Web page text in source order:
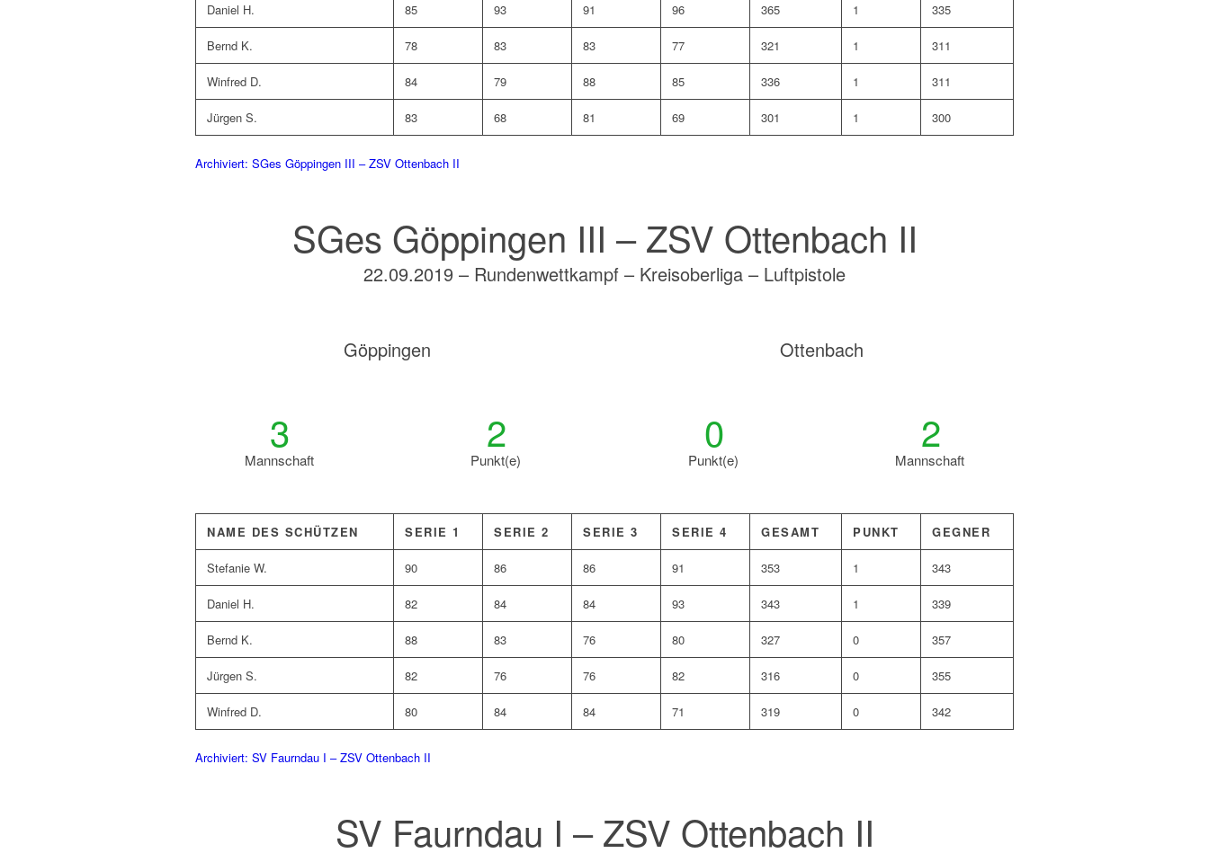
Daniel H. 85 93 91 96 365 1 335
Bernd K. 78 83 83 77 321 1 311
Winfred D. 84 79 88 85 336 1 311
Jürgen S. 83 68 81 69 301 1 300
Archiviert: SGes Göppingen III – ZSV Ottenbach II
SGes Göppingen III – ZSV Ottenbach II
22.09.2019 – Rundenwettkampf – Kreisoberliga – Luftpistole
Göppingen Ottenbach
3
Mannschaft
2
Punkt(e)
0
Punkt(e)
2
Mannschaft
NAME DES SCHÜTZEN SERIE 1 SERIE 2 SERIE 3 SERIE 4 GESAMT PUNKT GEGNER
Stefanie W. 90 86 86 91 353 1 343
Daniel H. 82 84 84 93 343 1 339
Bernd K. 88 83 76 80 327 0 357
Jürgen S. 82 76 76 82 316 0 355
Winfred D. 80 84 84 71 319 0 342
Archiviert: SV Faurndau I – ZSV Ottenbach II
SV Faurndau I – ZSV Ottenbach II